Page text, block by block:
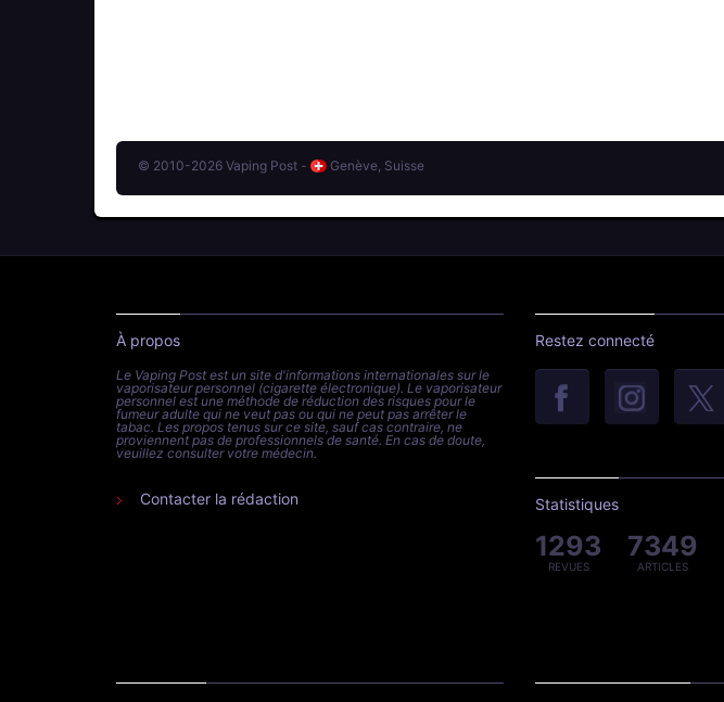
© 2010-2026 Vaping Post - Genève, Suisse
À propos
Le Vaping Post est un site d'informations internationales sur le
vaporisateur personnel (cigarette électronique). Le vaporisateur
personnel est une méthode de réduction des risques pour le
fumeur adulte qui ne veut pas ou qui ne peut pas arrêter le
tabac. Les propos tenus sur ce site, sauf cas contraire, ne
proviennent pas de professionnels de santé. En cas de doute,
veuillez consulter votre médecin.
Contacter la rédaction
Restez connecté
Statistiques
1293
REVUES
7349
ARTICLES